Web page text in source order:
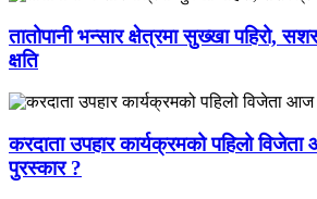
तातोपानी भन्सार क्षेत्रमा सुख्खा पहिरो,
क्षति
करदाता उपहार कार्यक्रमको पहिलो
पुरस्कार ?